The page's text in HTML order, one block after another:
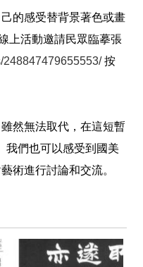
的感受替背景著色或畫
上活動邀請民眾臨摹張
248847479655553/ 按
然無法取代，在這短暫
我們也可以感受到國美
術進行討論和交流。